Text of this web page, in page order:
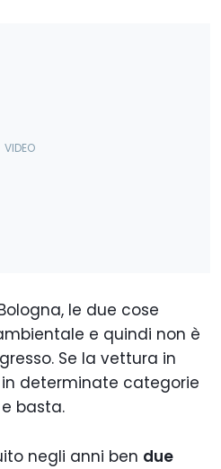
le due cose
e quindi non è
Se la vettura in
determinate categorie
basta.
negli anni ben due